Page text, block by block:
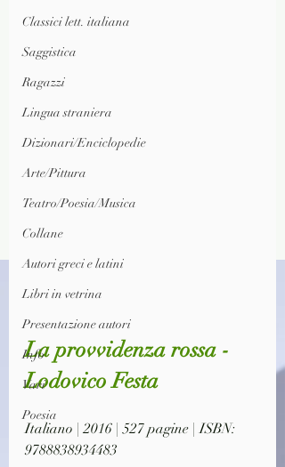
Classici lett. italiana
Saggistica
Ragazzi
Lingua straniera
Dizionari/Enciclopedie
Arte/Pittura
Teatro/Poesia/Musica
Collane
Autori greci e latini
Libri in vetrina
Presentazione autori
Info
Vari
Poesia
La provvidenza rossa -
Lodovico Festa
Italiano | 2016 | 527 pagine | ISBN:
9788838934483